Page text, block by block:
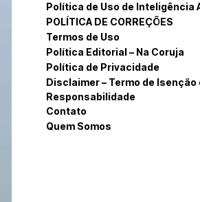
Política de Uso de Inteligência
POLÍTICA DE CORREÇÕES
Termos de Uso
Política Editorial – Na Coruja
Política de Privacidade
Disclaimer – Termo de Isenção
Responsabilidade
Contato
Quem Somos